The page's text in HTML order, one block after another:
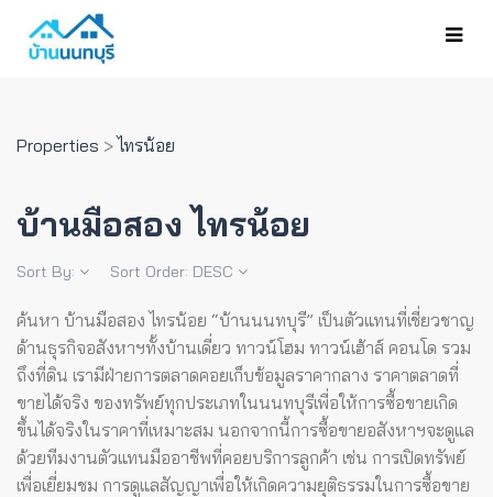
Properties >ไทรน้อย
บ้านมือสอง ไทรน้อย
Sort By: Sort Order: DESC
ค้นหา บ้านมือสอง ไทรน้อย “บ้านนนทบุรี” เป็นตัวแทนที่เชี่ยวชาญ
ด้านธุรกิจอสังหาฯทั้งบ้านเดี่ยว ทาวน์โฮม ทาวน์เฮ้าส์ คอนโด รวม
ถึงที่ดิน เรามีฝ่ายการตลาดคอยเก็บข้อมูลราคากลาง ราคาตลาดที่
ขายได้จริง ของทรัพย์ทุกประเภทในนนทบุรีเพื่อให้การซื้อขายเกิด
ขึ้นได้จริงในราคาที่เหมาะสม นอกจากนี้การซื้อขายอสังหาฯจะดูแล
ด้วยทีมงานตัวแทนมืออาชีพที่คอยบริการลูกค้า เช่น การเปิดทรัพย์
เพื่อเยี่ยมชม การดูแลสัญญาเพื่อให้เกิดความยุติธรรมในการซื้อขาย